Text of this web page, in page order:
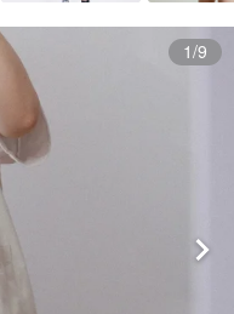
1/9